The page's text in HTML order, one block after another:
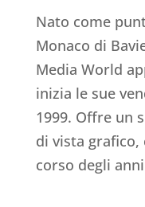
Nato come
Monaco di
Media World
inizia le sue
1999. Offre un
di vista grafico,
corso degli